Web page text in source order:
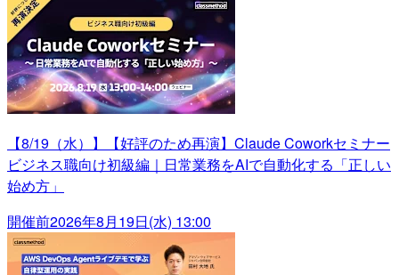
【8/19（水）】【好評のため再演】Claude Coworkセミナー
ビジネス職向け初級編｜日常業務をAIで自動化する「正しい
始め方」
開催前2026年8月19日(水) 13:00